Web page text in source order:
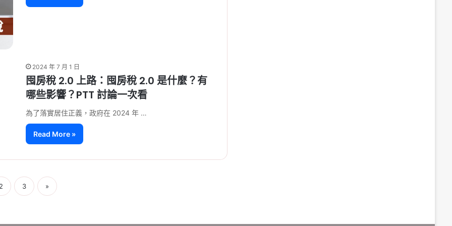
2024 年 7 月 1 日
囤房稅 2.0 上路：囤房稅 2.0 是什麼？有
哪些影響？PTT 討論一次看
為了落實居住正義，政府在 2024 年 …
Read More »
3 »